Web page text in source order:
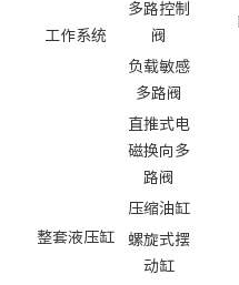
工作系统
多路控制
阀
负载敏感
多路阀
直推式电
磁换向多
路阀
整套液压缸
压缩油缸
螺旋式摆
动缸